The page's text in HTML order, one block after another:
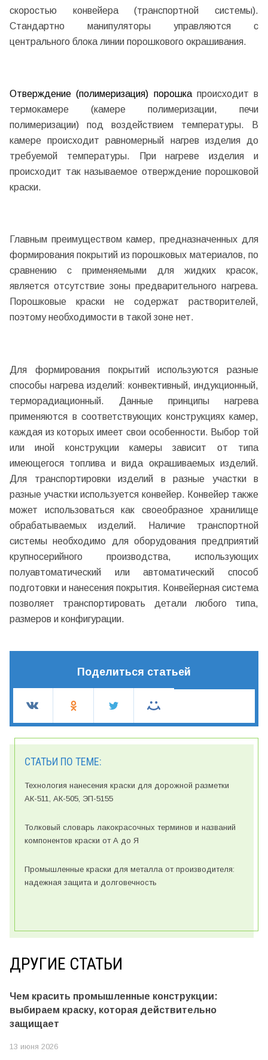
скоростью конвейера (транспортной системы).
Стандартно манипуляторы управляются с
центрального блока линии порошкового окрашивания.
Отверждение (полимеризация) порошкапроисходит в
термокамере (камере полимеризации, печи
полимеризации) под воздействием температуры. В
камере происходит равномерный нагрев изделия до
требуемой температуры. При нагреве изделия и
происходит так называемое отверждение порошковой
краски.
Главным преимуществом камер, предназначенных для
формирования покрытий из порошковых материалов, по
сравнению с применяемыми для жидких красок,
является отсутствие зоны предварительного нагрева.
Порошковые краски не содержат растворителей,
поэтому необходимости в такой зоне нет.
Для формирования покрытий используются разные
способы нагрева изделий: конвективный, индукционный,
терморадиационный. Данные принципы нагрева
применяются в соответствующих конструкциях камер,
каждая из которых имеет свои особенности. Выбор той
или иной конструкции камеры зависит от типа
имеющегося топлива и вида окрашиваемых изделий.
Для транспортировки изделий в разные участки в
разные участки используется конвейер. Конвейер также
может использоваться как своеобразное хранилище
обрабатываемых изделий. Наличие транспортной
системы необходимо для оборудования предприятий
крупносерийного производства, использующих
полуавтоматический или автоматический способ
подготовки и нанесения покрытия. Конвейерная система
позволяет транспортировать детали любого типа,
размеров и конфигурации.
Поделиться статьей
СТАТЬИ ПО ТЕМЕ:
Технология нанесения краски для дорожной разметки
АК-511, АК-505, ЭП-5155
Толковый словарь лакокрасочных терминов и названий
компонентов краски от А до Я
Промышленные краски для металла от производителя:
надежная защита и долговечность
ДРУГИЕ СТАТЬИ
Чем красить промышленные конструкции:
выбираем краску, которая действительно
защищает
13 июня 2026